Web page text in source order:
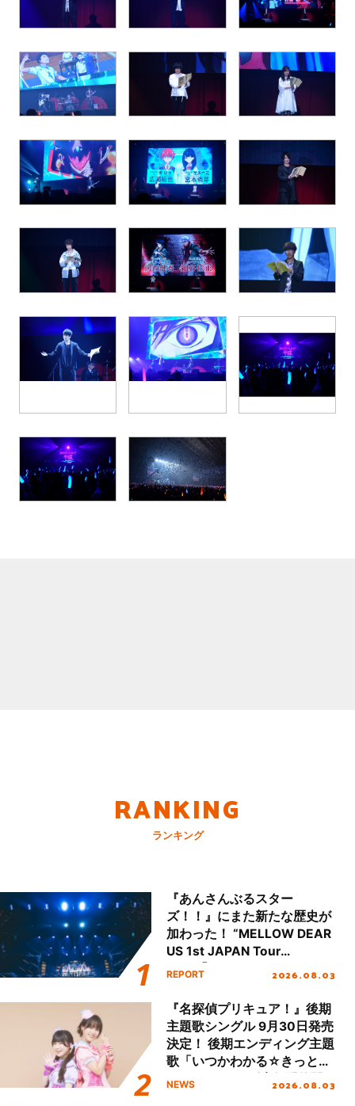
RANKING
ランキング
『あんさんぶるスター
ズ！！』にまた新たな歴史が
加わった！ “MELLOW DEAR
US 1st JAPAN Tour
Final「NICE to meet YOU
ート!!
REPORT 2026.08.03
『名探偵プリキュア！』後期
主題歌シングル 9月30日発売
決定！ 後期エンディング主題
歌「いつかわかる☆きっとあ
える」TVサイズ先行配信開
NEWS 2026.08.03